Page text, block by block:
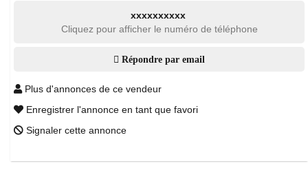
xxxxxxxxxx
Cliquez pour afficher le numéro de téléphone
Répondre par email
Plus d'annonces de ce vendeur
Enregistrer l'annonce en tant que favori
Signaler cette annonce